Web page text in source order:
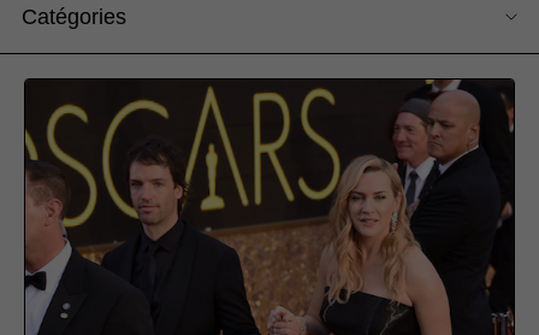
Catégories